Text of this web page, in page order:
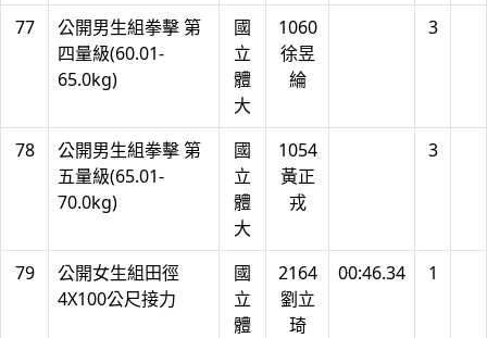
77
公開男生組拳擊 第
四量級(60.01-
65.0kg)
國
立
體
大
1060
徐昱
綸
3
78
公開男生組拳擊 第
五量級(65.01-
70.0kg)
國
立
體
大
1054
黃正
戎
3
79
公開女生組田徑
4X100公尺接力
國
立
體
2164
劉立
琦
00:46.34 1